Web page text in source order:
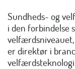
Sundheds- og
i den forbindelse
velfærdsniveauet,
er direktør i
velfærdsteknologi